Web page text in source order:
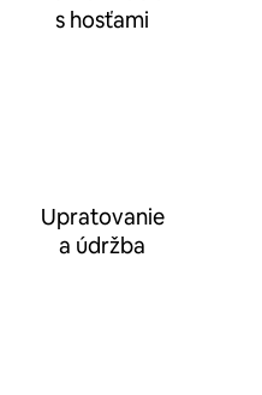
s hosťami
Upratovanie
a údržba